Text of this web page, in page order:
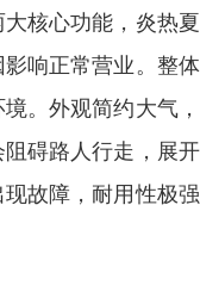
核心功能，炎热
响正常营业。整
。外观简约大气
碍路人行走，展
故障，耐用性极